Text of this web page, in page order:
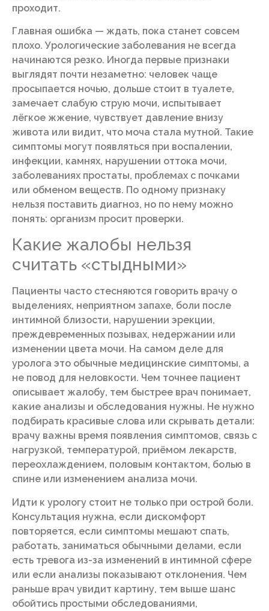
проходит.
Главная ошибка — ждать, пока станет совсем
плохо. Урологические заболевания не всегда
начинаются резко. Иногда первые признаки
выглядят почти незаметно: человек чаще
просыпается ночью, дольше стоит в туалете,
замечает слабую струю мочи, испытывает
лёгкое жжение, чувствует давление внизу
живота или видит, что моча стала мутной. Такие
симптомы могут появляться при воспалении,
инфекции, камнях, нарушении оттока мочи,
заболеваниях простаты, проблемах с почками
или обменом веществ. По одному признаку
нельзя поставить диагноз, но по нему можно
понять: организм просит проверки.
Какие жалобы нельзя
считать «стыдными»
Пациенты часто стесняются говорить врачу о
выделениях, неприятном запахе, боли после
интимной близости, нарушении эрекции,
преждевременных позывах, недержании или
изменении цвета мочи. На самом деле для
уролога это обычные медицинские симптомы, а
не повод для неловкости. Чем точнее пациент
описывает жалобу, тем быстрее врач понимает,
какие анализы и обследования нужны. Не нужно
подбирать красивые слова или скрывать детали:
врачу важны время появления симптомов, связь с
нагрузкой, температурой, приёмом лекарств,
переохлаждением, половым контактом, болью в
спине или изменением анализа мочи.
Идти к урологу стоит не только при острой боли.
Консультация нужна, если дискомфорт
повторяется, если симптомы мешают спать,
работать, заниматься обычными делами, если
есть тревога из-за изменений в интимной сфере
или если анализы показывают отклонения. Чем
раньше врач увидит картину, тем выше шанс
обойтись простыми обследованиями,